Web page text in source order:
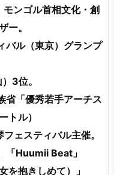
ンゴル首相文化・創
ー。
ル（東京）グランプ
3位。
「優秀若手アーチス
トル）
ェスティバル主催。
Huumii Beat」
を抱きしめて）」